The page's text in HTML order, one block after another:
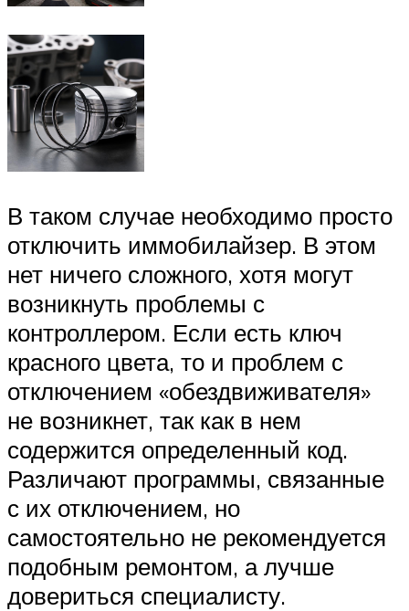
В таком случае необходимо просто
отключить иммобилайзер. В этом
нет ничего сложного, хотя могут
возникнуть проблемы с
контроллером. Если есть ключ
красного цвета, то и проблем с
отключением «обездвиживателя»
не возникнет, так как в нем
содержится определенный код.
Различают программы, связанные
с их отключением, но
самостоятельно не рекомендуется
подобным ремонтом, а лучше
довериться специалисту.